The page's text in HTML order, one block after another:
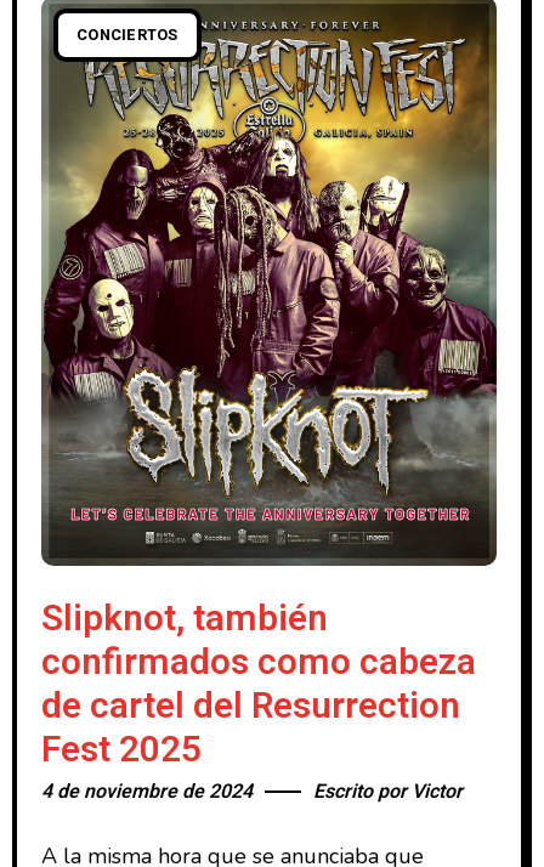
CONCIERTOS
Slipknot, también
confirmados como cabeza
de cartel del Resurrection
Fest 2025
4 de noviembre de 2024 Escrito por Victor
A la misma hora que se anunciaba que